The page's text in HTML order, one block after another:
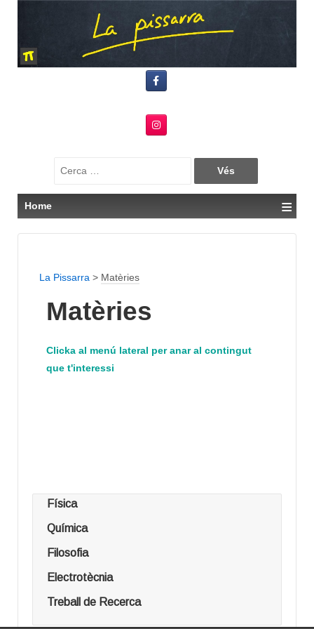
Search
Home ≡
La Pissarra > Matèries
Matèries
Clicka al menú lateral per anar al contingut
que t'interessi
Física
Química
Filosofia
Electrotècnia
Treball de Recerca